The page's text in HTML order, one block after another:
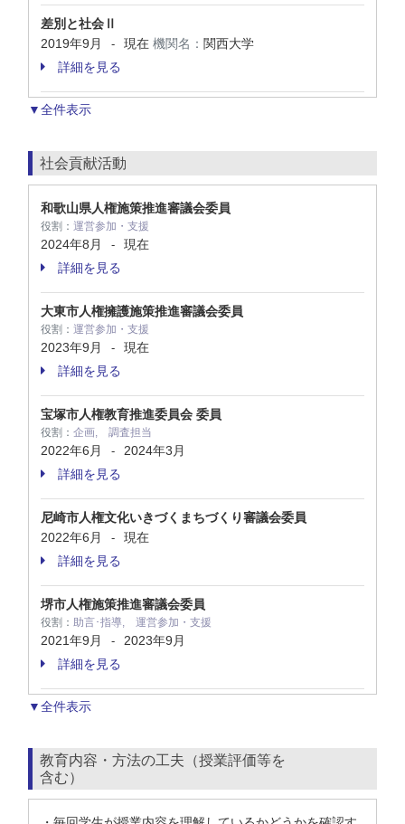
差別と社会Ⅱ
2019年9月
- 現在 機関名： 関西大学
詳細を見る
▼全件表示
社会貢献活動
和歌山県人権施策推進審議会委員
役割： 運営参加・支援
2024年8月 -
現在
詳細を見る
大東市人権擁護施策推進審議会委員
役割： 運営参加・支援
2023年9月 -
現在
詳細を見る
宝塚市人権教育推進委員会 委員
役割： 企画, 調査担当
2022年6月 -
2024年3月
詳細を見る
尼崎市人権文化いきづくまちづくり審議会委員
2022年6月
-
現在
詳細を見る
堺市人権施策推進審議会委員
役割： 助言･指導, 運営参加・支援
2021年9月 -
2023年9月
詳細を見る
▼全件表示
教育内容・方法の工夫（授業評価等を
含む）